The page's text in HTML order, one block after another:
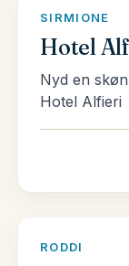
SIRMIONE
Hotel
Nyd en
Hotel Alfieri
RODDI